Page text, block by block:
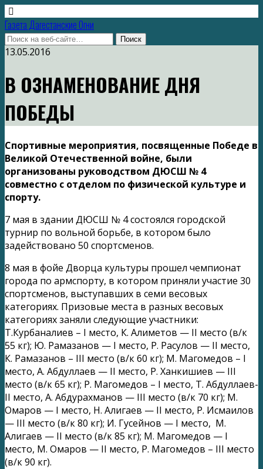
Газета Дагестанские Огни
13.05.2016
В ОЗНАМЕНОВАНИЕ ДНЯ
ПОБЕДЫ
Спортивные мероприятия, посвященные Победе в
Великой Отечественной войне, были
организованы руководством ДЮСШ № 4
совместно с отделом по физической культуре и
спорту.
7 мая в здании ДЮСШ № 4 состоялся городской
турнир по вольной борьбе, в котором было
задействовано 50 спортсменов.
8 мая в фойе Дворца культуры прошел чемпионат
города по армспорту, в котором приняли участие 30
спортсменов, выступавших в семи весовых
категориях. Призовые места в разных весовых
категориях заняли следующие участники:
Т.Курбаналиев – I место, К. Алиметов — II место (в/к
55 кг); Ю. Рамазанов — I место, Р. Расулов — II место,
К. Рамазанов – III место (в/к 60 кг); М. Магомедов – I
место, А. Абдуллаев — II место, Р. Ханкишиев — III
место (в/к 65 кг); Р. Магомедов – I место, Т. Абдуллаев-
II место, А. Абдурахманов — III место (в/к 70 кг); М.
Омаров — I место, Н. Алигаев — II место, Р. Исмаилов
— III место (в/к 80 кг); И. Гусейнов — I место, М.
Алигаев — II место (в/к 85 кг); М. Магомедов — I
место, М. Омаров — II место, Р. Магомедов – III место
(в/к 90 кг).